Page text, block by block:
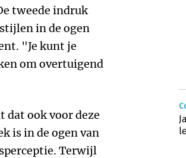
tweede indruk
in de ogen
"Je kunt je
om overtuigend
dat ook voor deze
is in de ogen van
Terwijl